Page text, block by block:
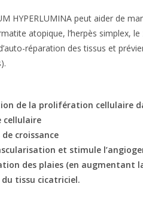
HYPERLUMINA peut aider de
atopique, l’herpès simplex,
réparation des tissus et
de la prolifération cellulaire
cellulaire
croissance
et stimule
des plaies (en augmentant
tissu cicatriciel.